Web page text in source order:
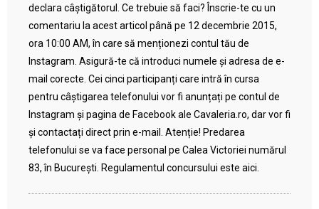
declara câștigătorul. Ce trebuie să faci? Înscrie-te cu un
comentariu la acest articol până pe 12 decembrie 2015,
ora 10:00 AM, în care să menționezi contul tău de
Instagram. Asigură-te că introduci numele și adresa de e-
mail corecte. Cei cinci participanți care intră în cursa
pentru câștigarea telefonului vor fi anunțați pe contul de
Instagram și pagina de Facebook ale Cavaleria.ro, dar vor fi
și contactați direct prin e-mail. Atenție! Predarea
telefonului se va face personal pe Calea Victoriei numărul
83, în București. Regulamentul concursului este aici.